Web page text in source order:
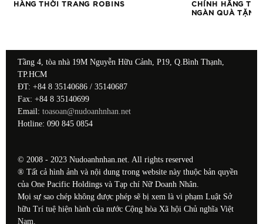
HÀNG THỜI TRANG ROBINS
CHÍNH HÃNG
NGÀN QUÀ TẶNG
Tầng 4, tòa nhà 19M Nguyễn Hữu Cảnh, P19, Q.Bình Thạnh,
TP.HCM
ĐT: +84 8 35140686 / 35140687
Fax: +84 8 35140699
Email: toasoan@nudoanhnhan.net
Hotline: 090 845 0854
© 2008 - 2023 Nudoanhnhan.net. All rights reserved
® Tất cả hình ảnh và nội dung trong website này thuộc bản quyền
của One Pacific Holdings và Tạp chí Nữ Doanh Nhân.
Mọi sự sao chép không được phép sẽ bị xem là vi phạm Luật Sở
hữu Trí tuệ hiện hành của nước Cộng hòa Xã hội Chủ nghĩa Việt
Nam.